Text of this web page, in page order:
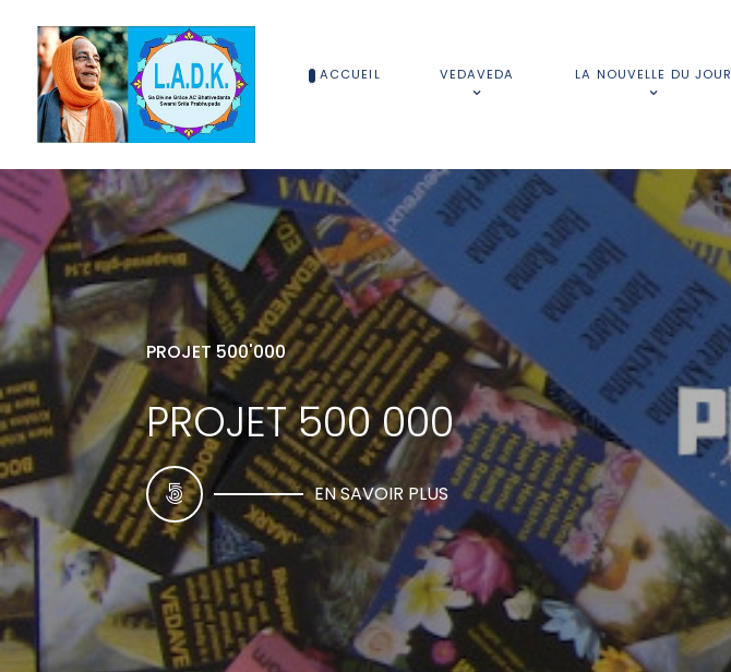
ACCUEIL VEDAVEDA LA NOUVELLE DU JOUR
PROJET 500'000
PROJET 500 000
EN SAVOIR PLUS